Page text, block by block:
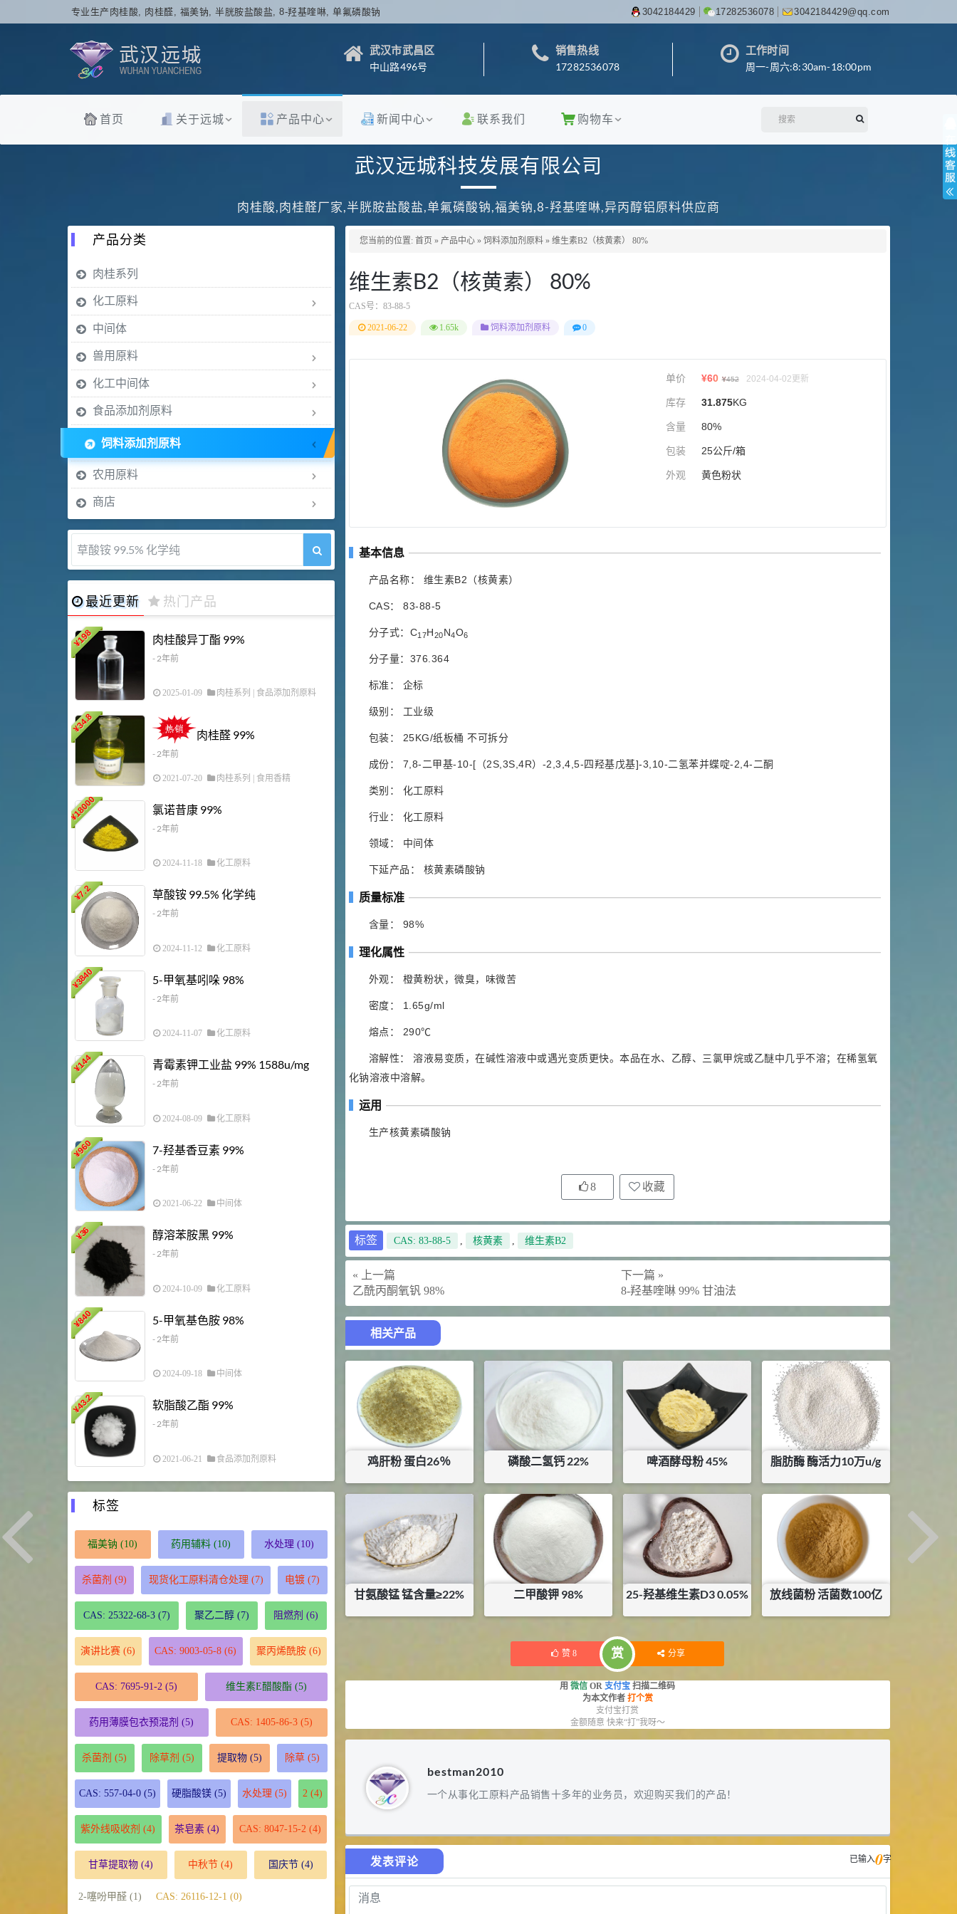
专业生产肉桂酸, 肉桂醛, 福美钠, 半胱胺盐酸盐, 8-羟基喹啉, 单氟磷酸钠 3042184429 17282536078 3042184429@qq.com
武汉市武昌区
中山路496号
销售热线
17282536078
工作时间
周一-周六:8:30am-18:00pm
首页 关于远城 产品中心 新闻中心 联系我们 购物车
武汉远城科技发展有限公司
肉桂酸,肉桂醛厂家,半胱胺盐酸盐,单氟磷酸钠,福美钠,8-羟基喹啉,异丙醇铝原料供应商
您当前的位置: 首页 » 产品中心 » 饲料添加剂原料 » 维生素B2（核黄素） 80%
维生素B2（核黄素） 80%
CAS号： 83-88-5
2021-06-22 1.65k 饲料添加剂原料 0
单价 ¥60 ¥452 2024-04-02更新
库存 31.875KG
含量 80%
包装 25公斤/箱
外观 黄色粉状
基本信息
产品名称： 维生素B2（核黄素）
CAS： 83-88-5
分子式：C17H20N4O6
分子量：376.364
标准： 企标
级别： 工业级
包装： 25KG/纸板桶 不可拆分
成份： 7,8-二甲基-10-[（2S,3S,4R）-2,3,4,5-四羟基戊基]-3,10-二氢苯并蝶啶-2,4-二酮
类别： 化工原料
行业： 化工原料
领域： 中间体
下延产品： 核黄素磷酸钠
质量标准
含量： 98%
理化属性
外观： 橙黄粉状，微臭，味微苦
密度： 1.65g/ml
熔点： 290℃
溶解性： 溶液易变质，在碱性溶液中或遇光变质更快。本品在水、乙醇、三氯甲烷或乙醚中几乎不溶；在稀氢氧
化钠溶液中溶解。
运用
生产核黄素磷酸钠
8 收藏
标签 CAS: 83-88-5 , 核黄素 , 维生素B2
« 上一篇
乙酰丙酮氧钒 98%
下一篇 »
8-羟基喹啉 99% 甘油法
相关产品
鸡肝粉 蛋白26％
¥8.75
磷酸二氢钙 22%
¥1.44
库存：
KG
啤酒酵母粉 45%
¥3.3
库存：45KG
脂肪酶 酶活力10万u/g
¥38.4
库存：0KG
甘氨酸锰 锰含量≥22% 二甲酸钾 98% 25-羟基维生素D3 0.05%
库存：43KG
放线菌粉 活菌数100亿
赞 8 赏 分享
用 微信 OR 支付宝 扫描二维码
为本文作者 打个赏
支付宝打赏
金额随意 快来“打”我呀～
bestman2010
一个从事化工原料产品销售十多年的业务员，欢迎购买我们的产品！
发表评论 已输入0字
产品分类
肉桂系列
化工原料
中间体
兽用原料
化工中间体
食品添加剂原料
饲料添加剂原料
农用原料
商店
5-甲氧基吲哚 98%
最近更新 热门产品
¥
198 肉桂酸异丁酯 99%
- 2年前
2025-01-09 肉桂系列 食品添加剂原料
¥
34.8
肉桂醛 99%
- 2年前
2021-07-20 肉桂系列 | 食用香精
¥
18000 氯诺昔康 99%
- 2年前
2024-11-18 化工原料
¥
7.2 草酸铵 99.5% 化学纯
- 2年前
2024-11-12 化工原料
¥
3840 5-甲氧基吲哚 98%
- 2年前
2024-11-07 化工原料
¥
144 青霉素钾工业盐 99% 1588u/mg
- 2年前
2024-08-09 化工原料
¥
960 7-羟基香豆素 99%
- 2年前
2021-06-22 中间体
¥
36 醇溶苯胺黑 99%
- 2年前
2024-10-09 化工原料
¥
840 5-甲氧基色胺 98%
- 2年前
2024-09-18 中间体
¥
43.2 软脂酸乙酯 99%
- 2年前
2021-06-21 食品添加剂原料
1 胍基乙酸 98%
浏览量 - 10w+
浏览量 - 5.51w
多效唑 90%
2021-07-07 植物生长调节剂
29 N-羟甲基丙烯酰胺 98% NMA
5
对甲氧基苯甲醛（茴香醛）
2021-06-19
6
S-羧甲基-L-半胱氨酸(羧甲司坦)
11.25 8 D-异抗坏血酸钠 98%
2021-05-25
475 9 硬脂富马酸钠 99%
浏览量 - 1.54w
2021-06-19
10 DL-蛋氨酸 99%
浏览量 - 1.48w
2021-06-21 食品添加剂原料
标签
福美钠 (10) 药用辅料 (10) 水处理 (10)
杀菌剂 (9) 现货化工原料清仓处理 (7) 电镀 (7)
CAS: 25322-68-3(7) 聚乙二醇(7) 阻燃剂 (6)
演讲比赛 (6) CAS: 9003-05-8 (6) 聚丙烯酰胺(6)
CAS: 7695-91-2 (5) 维生素E醋酸酯(5)
药用薄膜包衣预混剂 (5) CAS: 1405-86-3(5)
杀菌剂 (5) 除草剂 (5) 提取物(5) 除草(5)
CAS: 557-04-0(5) 硬脂酸镁(5) 水处理 (5) 2 (4)
紫外线吸收剂 (4) 茶皂素 (4) CAS: 8047-15-2 (4)
甘草提取物 (4) 中秋节 (4) 国庆节(4)
2-噻吩甲醛 (1) CAS: 26116-12-1 (0)